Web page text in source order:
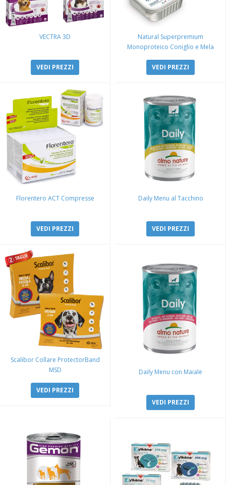
VECTRA 3D
VEDI PREZZI
Natural Superpremium
Monoproteico Coniglio e Mela
VEDI PREZZI
Florentero ACT Compresse
VEDI PREZZI
Daily Menu al Tacchino
VEDI PREZZI
Scalibor Collare ProtectorBand
MSD
VEDI PREZZI
Daily Menu con Maiale
VEDI PREZZI